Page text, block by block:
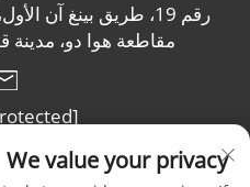
رقم 19، طريق بينغ آن
مقاطعة هوا دو، مدينة
[email protected]
We value your privacy